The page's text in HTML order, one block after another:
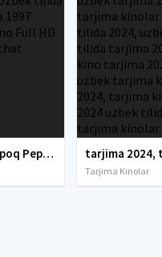
Uzunpaypoq Peppi / Pippi uzun paypoq Multfilm Uzbek tilida O'zbekcha 1997 tarjima kino Full HD tas-ix skachat
Tarjima Kinolar